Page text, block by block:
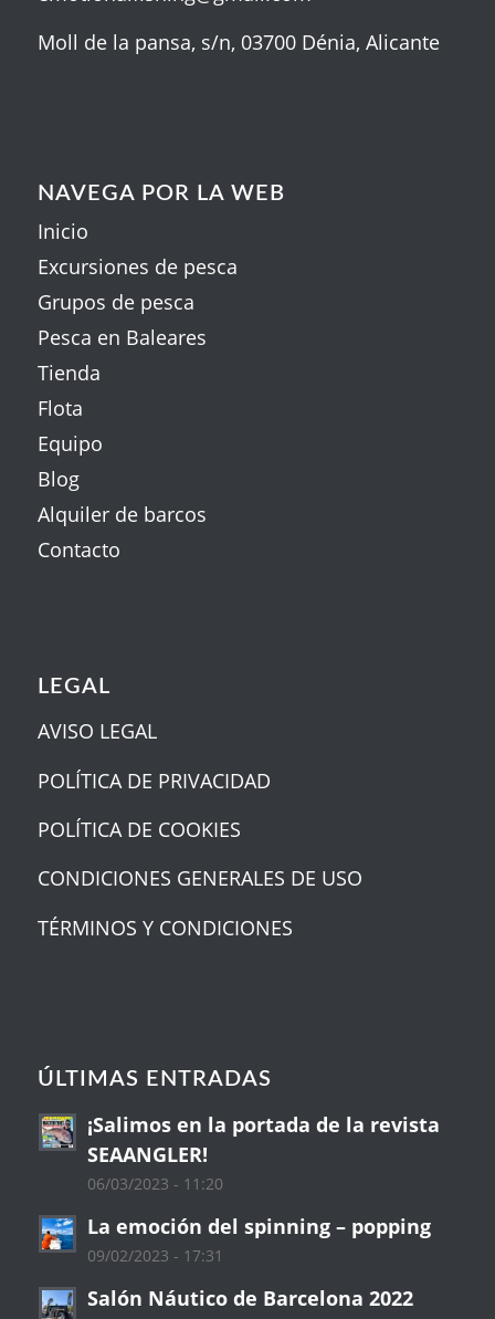
Moll de la pansa, s/n, 03700 Dénia, Alicante
NAVEGA POR LA WEB
Inicio
Excursiones de pesca
Grupos de pesca
Pesca en Baleares
Tienda
Flota
Equipo
Blog
Alquiler de barcos
Contacto
LEGAL
AVISO LEGAL
POLÍTICA DE PRIVACIDAD
POLÍTICA DE COOKIES
CONDICIONES GENERALES DE USO
TÉRMINOS Y CONDICIONES
ÚLTIMAS ENTRADAS
¡Salimos en la portada de la revista
SEAANGLER!
06/03/2023 - 11:20
La emoción del spinning – popping
09/02/2023 - 17:31
Salón Náutico de Barcelona 2022